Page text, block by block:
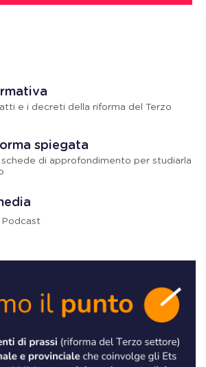
e i decreti della riforma del Terzo
spiegata
di approfondimento per studiarla